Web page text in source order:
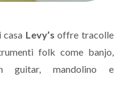
casa Levy’s offre tracolle
folk come banjo,
guitar, mandolino e